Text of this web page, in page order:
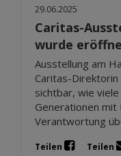
29.06.2025
Caritas-
wurde
Ausstellung am
Caritas-
sichtbar, wie
Generationen
Verantwortung
Teilen Teilen